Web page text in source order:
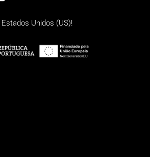
Estados Unidos (US)!